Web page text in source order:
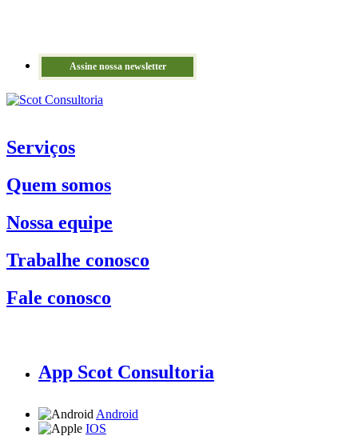
Assine nossa newsletter
Serviços
Quem somos
Nossa equipe
Trabalhe conosco
Fale conosco
App Scot Consultoria
Android
IOS